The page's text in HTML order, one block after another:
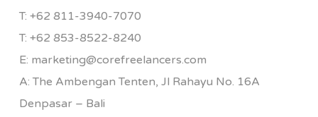
T: +62 811-3940-7070
T: +62 853-8522-8240
E: marketing@corefreelancers.com
A: The Ambengan Tenten, Jl Rahayu No. 16A
Denpasar – Bali